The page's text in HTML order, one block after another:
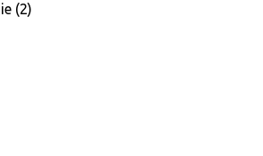
(2)